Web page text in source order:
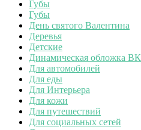
Губы
Губы
День святого Валентина
Деревья
Детские
Динамическая обложка ВК
Для автомобилей
Для еды
Для Интерьера
Для кожи
Для путешествий
Для социальных сетей